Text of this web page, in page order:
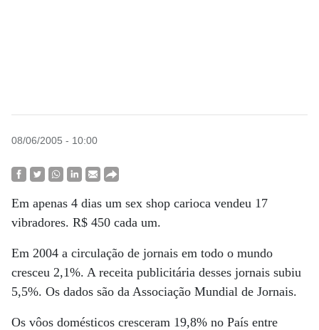
08/06/2005 - 10:00
Em apenas 4 dias um sex shop carioca vendeu 17
vibradores. R$ 450 cada um.
Em 2004 a circulação de jornais em todo o mundo
cresceu 2,1%. A receita publicitária desses jornais subiu
5,5%. Os dados são da Associação Mundial de Jornais.
Os vôos domésticos cresceram 19,8% no País entre